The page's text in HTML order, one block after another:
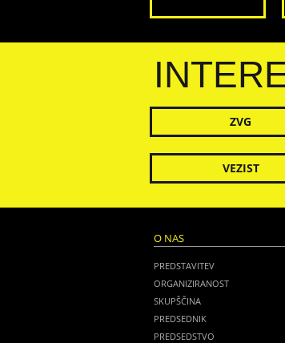
ZVG
VEZIST
O NAS
PREDSTAVITEV
ORGANIZIRANOST
SKUPŠČINA
PREDSEDNIK
PREDSEDSTVO